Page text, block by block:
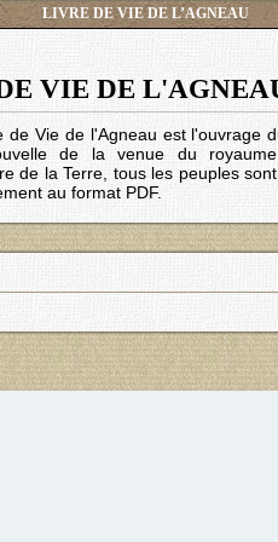
LIVRE DE VIE DE L’AGNEAU
VIE DE
Vie de l'Agneau est l'ouvrage
de la venue du
de la Terre, tous les peuples
au format PDF.